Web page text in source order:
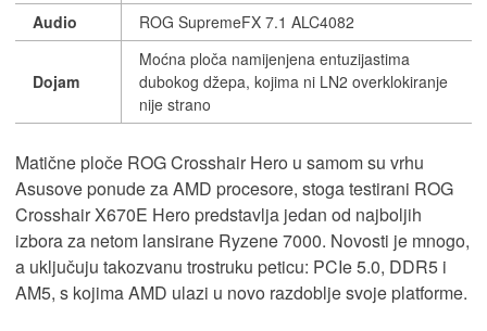
Audio
ROG SupremeFX 7.1 ALC4082
Dojam
Moćna ploča namijenjena entuzijastima
dubokog džepa, kojima ni LN2 overklokiranje
nije strano
Matične ploče ROG Crosshair Hero u samom su vrhu
Asusove ponude za AMD procesore, stoga testirani ROG
Crosshair X670E Hero predstavlja jedan od najboljih
izbora za netom lansirane Ryzene 7000. Novosti je mnogo,
a uključuju takozvanu trostruku peticu: PCIe 5.0, DDR5 i
AM5, s kojima AMD ulazi u novo razdoblje svoje platforme.